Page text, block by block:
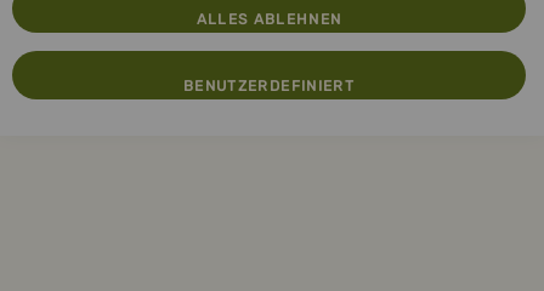
BENUTZERDEFINIERT
ALLES ABLEHNEN